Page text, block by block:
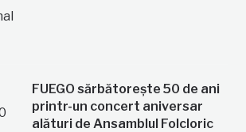
FUEGO sărbătorește 50 de ani
printr-un concert aniversar
alături de Ansamblul Folcloric